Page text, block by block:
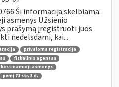
Ši informacija skelbiama:
asmenys Užsienio
prašymą įregistruoti juos
nedelsdami, kai...
privaloma registracija
fiskalinis agentas
asmenys
pvmį 71 str. 3 d.